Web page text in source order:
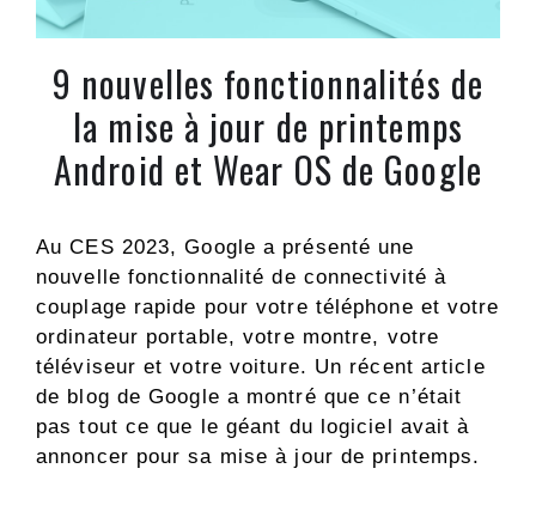
9 nouvelles fonctionnalités de
la mise à jour de printemps
Android et Wear OS de Google
Au CES 2023, Google a présenté une
nouvelle fonctionnalité de connectivité à
couplage rapide pour votre téléphone et votre
ordinateur portable, votre montre, votre
téléviseur et votre voiture. Un récent article
de blog de Google a montré que ce n’était
pas tout ce que le géant du logiciel avait à
annoncer pour sa mise à jour de printemps.